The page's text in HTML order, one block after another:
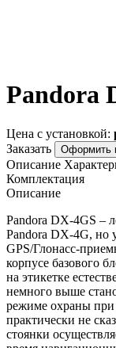
Pandora
Цена с установкой:
Заказать
Оформить
Описание
Комплектация
Описание
Pandora DX-4GS –
Pandora DX-4G, но
GPS/Глонасс-
корпусе базового
на этикетке
немного выше
режиме охраны
практически не
стоянки